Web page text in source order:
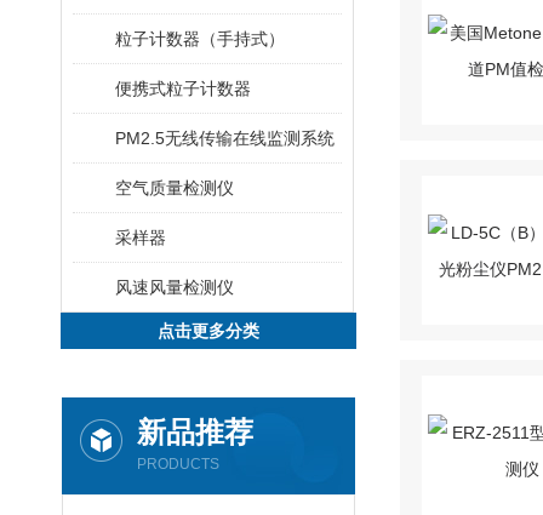
粒子计数器（手持式）
便携式粒子计数器
PM2.5无线传输在线监测系统
空气质量检测仪
采样器
风速风量检测仪
点击更多分类
新品推荐
PRODUCTS